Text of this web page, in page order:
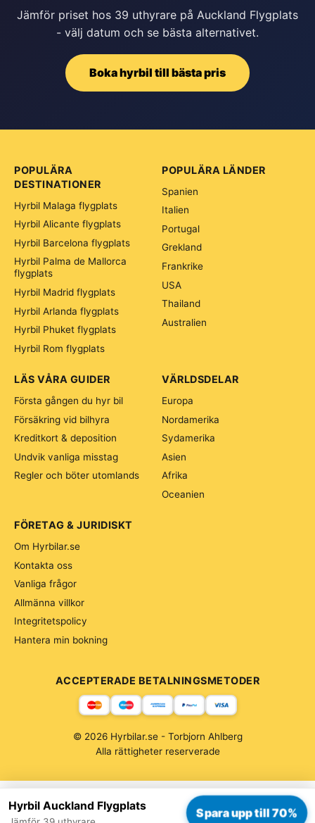
Jämför priset hos 39 uthyrare på Auckland Flygplats
- välj datum och se bästa alternativet.
Boka hyrbil till bästa pris
Hyrbil Auckland Flygplats Spara upp till 70%
POPULÄRA
DESTINATIONER
Hyrbil Malaga flygplats
Hyrbil Alicante flygplats
Hyrbil Barcelona flygplats
Hyrbil Palma de Mallorca
flygplats
Hyrbil Madrid flygplats
Hyrbil Arlanda flygplats
Hyrbil Phuket flygplats
Hyrbil Rom flygplats
POPULÄRA LÄNDER
Spanien
Italien
Portugal
Grekland
Frankrike
USA
Thailand
Australien
VÄRLDSDELAR
Europa
Nordamerika
Sydamerika
Asien
Afrika
Oceanien
LÄS VÅRA GUIDER
Första gången du hyr bil
Försäkring vid bilhyra
Kreditkort & deposition
Undvik vanliga misstag
Regler och böter utomlands
FÖRETAG & JURIDISKT
Om Hyrbilar.se
Kontakta oss
Vanliga frågor
Allmänna villkor
Integritetspolicy
Hantera min bokning
ACCEPTERADE BETALNINGSMETODER
© 2026 Hyrbilar.se - Torbjorn Ahlberg
Alla rättigheter reserverade